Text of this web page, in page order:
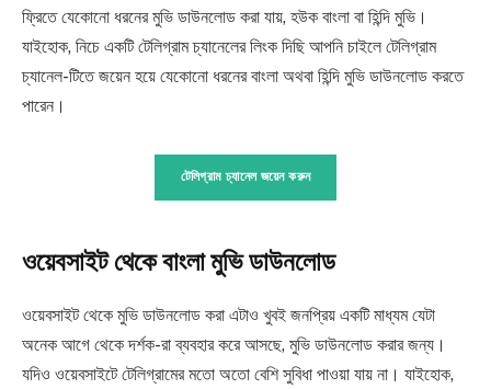
ফ্রিতে যেকোনো ধরনের মুভি ডাউনলোড করা যায়, হউক বাংলা বা হিন্দি মুভি।
যাইহোক, নিচে একটি টেলিগ্রাম চ্যানেলের লিংক দিছি আপনি চাইলে টেলিগ্রাম
চ্যানেল-টিতে জয়েন হয়ে যেকোনো ধরনের বাংলা অথবা হিন্দি মুভি ডাউনলোড করতে
পারেন।
টেলিগ্রাম চ্যানেল জয়েন করুন
ওয়েবসাইট থেকে বাংলা মুভি ডাউনলোড
ওয়েবসাইট থেকে মুভি ডাউনলোড করা এটাও খুবই জনপ্রিয় একটি মাধ্যম যেটা
অনেক আগে থেকে দর্শক-রা ব্যবহার করে আসছে, মুভি ডাউনলোড করার জন্য।
যদিও ওয়েবসাইটে টেলিগ্রামের মতো অতো বেশি সুবিধা পাওয়া যায় না। যাইহোক,